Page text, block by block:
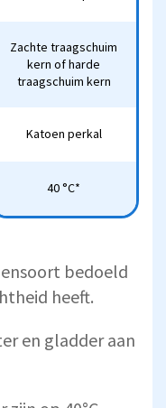
Zachte traagschuim
kern of harde
traagschuim kern
Katoen perkal
40 °C*
Zachte traagschuim
kern of harde
traagschuim kern
Katoen perkal
40 °C*
bedoeld
heeft.
en gladder aan